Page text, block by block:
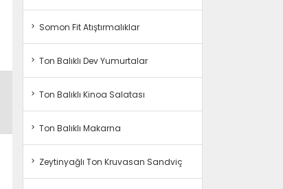
Somon Fit Atıştırmalıklar
Ton Balıklı Dev Yumurtalar
Ton Balıklı Kinoa Salatası
Ton Balıklı Makarna
Zeytinyağlı Ton Kruvasan Sandviç